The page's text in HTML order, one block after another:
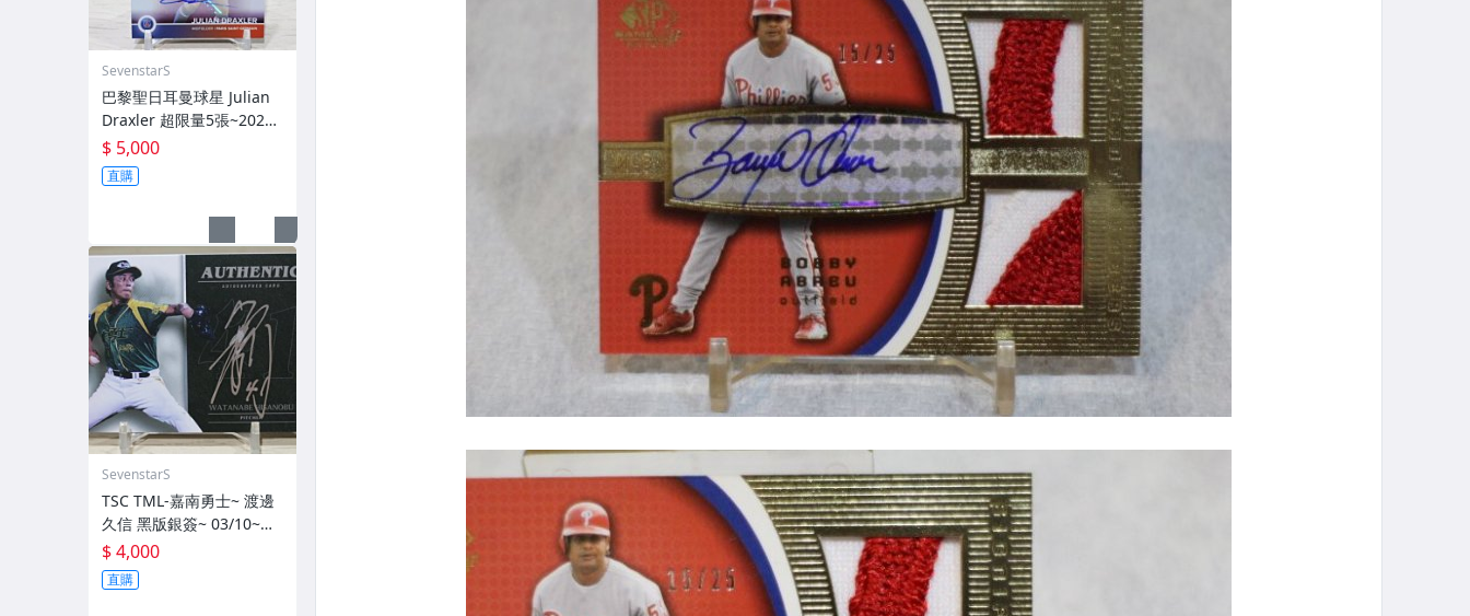
SevenstarS
巴黎聖日耳曼球星 Julian
Draxler 超限量5張~2021-
22 Topps Paris Saint-Ger
main SSP 亮面簽名卡~
$ 5,000
直購
SevenstarS
TSC TML-嘉南勇士~ 渡邊
久信 黑版銀簽~ 03/10~限
量10張 簽名卡~交換卡 已
換回~ 簽背號41~西武獅日
職3屆勝投王 勇士TML三冠
$ 4,000
直購